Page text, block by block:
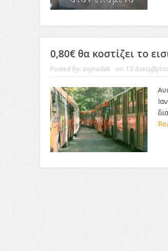
0,80€ θα κοστίζει το
Posted By: asynadak on: 13